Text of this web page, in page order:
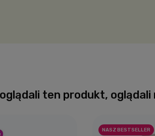
ten produkt, oglądali
NASZ BESTSELLER